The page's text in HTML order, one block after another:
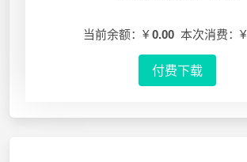
当前余额：¥ 0.00 本次消费：¥
付费下载